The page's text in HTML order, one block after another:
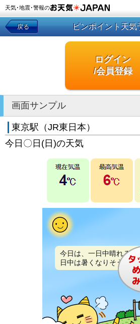
天気･地震･警報の
戻る ピンポイント天気
ログイン
/会員登録
画面サンプル
東京駅（JR東日本）
今日〇日(日)の天気
今日は、一日中晴れるで
日中は暑くなりそうです